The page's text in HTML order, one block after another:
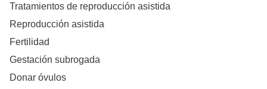
Tratamientos de reproducción asistida
Reproducción asistida
Fertilidad
Gestación subrogada
Donar óvulos